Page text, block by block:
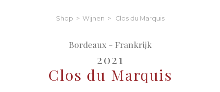
Shop > Wijnen > Clos du Marquis
Bordeaux - Frankrijk
2021
Clos du Marquis